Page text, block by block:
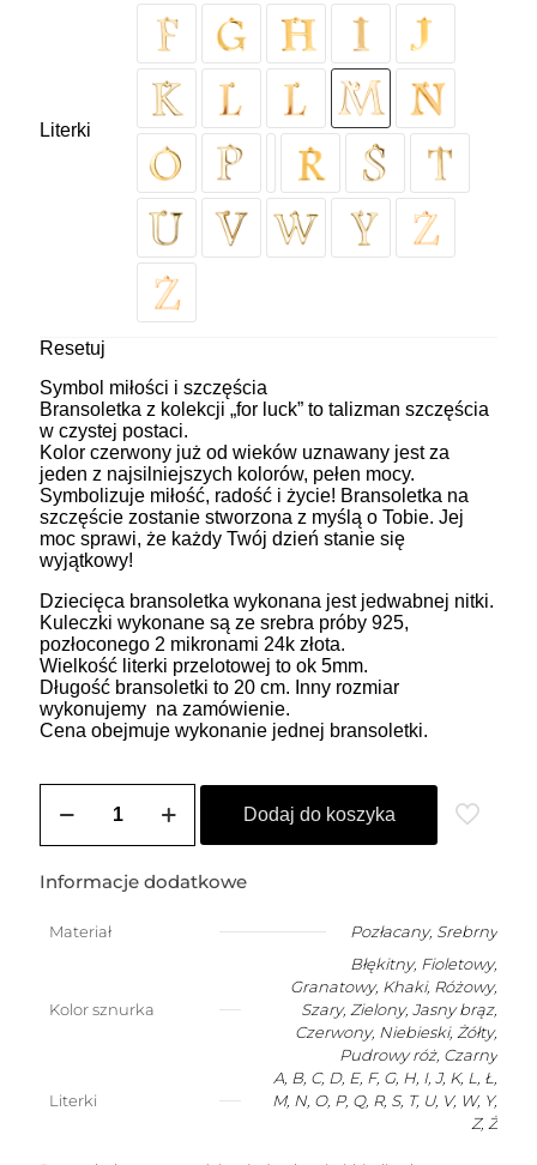
Literki
Resetuj
Symbol miłości i szczęścia
Bransoletka z kolekcji „for luck” to talizman szczęścia
w czystej postaci.
Kolor czerwony już od wieków uznawany jest za
jeden z najsilniejszych kolorów, pełen mocy.
Symbolizuje miłość, radość i życie! Bransoletka na
szczęście zostanie stworzona z myślą o Tobie. Jej
moc sprawi, że każdy Twój dzień stanie się
wyjątkowy!
Dziecięca bransoletka wykonana jest jedwabnej nitki.
Kuleczki wykonane są ze srebra próby 925,
pozłoconego 2 mikronami 24k złota.
Wielkość literki przelotowej to ok 5mm.
Długość bransoletki to 20 cm. Inny rozmiar
wykonujemy na zamówienie.
Cena obejmuje wykonanie jednej bransoletki.
Bransoletka
dziecka
10
lat)
literką
Dodaj do koszyka
Informacje dodatkowe
Materiał Pozłacany, Srebrny
Kolor sznurka
Błękitny, Fioletowy,
Granatowy, Khaki, Różowy,
Szary, Zielony, Jasny brąz,
Czerwony, Niebieski, Żółty,
Pudrowy róż, Czarny
Literki
A, B, C, D, E, F, G, H, I, J, K, L, Ł,
M, N, O, P, Q, R, S, T, U, V, W, Y,
Z, Ż